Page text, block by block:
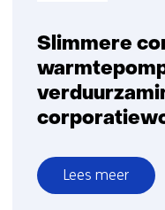
Slimmere
Lees meer
over